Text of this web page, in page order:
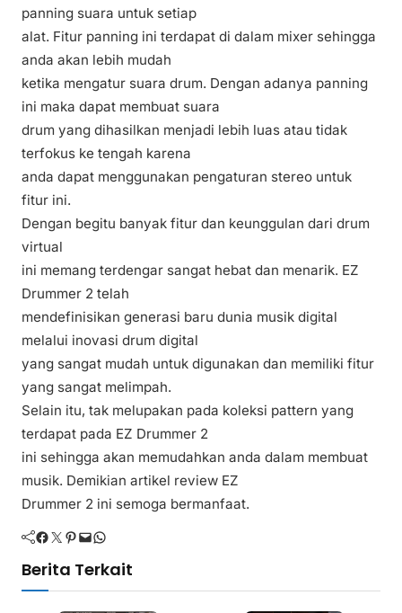
panning suara untuk setiap
alat. Fitur panning ini terdapat di dalam mixer sehingga
anda akan lebih mudah
ketika mengatur suara drum. Dengan adanya panning
ini maka dapat membuat suara
drum yang dihasilkan menjadi lebih luas atau tidak
terfokus ke tengah karena
anda dapat menggunakan pengaturan stereo untuk
fitur ini.
Dengan begitu banyak fitur dan keunggulan dari drum
virtual
ini memang terdengar sangat hebat dan menarik. EZ
Drummer 2 telah
mendefinisikan generasi baru dunia musik digital
melalui inovasi drum digital
yang sangat mudah untuk digunakan dan memiliki fitur
yang sangat melimpah.
Selain itu, tak melupakan pada koleksi pattern yang
terdapat pada EZ Drummer 2
ini sehingga akan memudahkan anda dalam membuat
musik. Demikian artikel review EZ
Drummer 2 ini semoga bermanfaat.
Facebook Twitter Pinterest Mail WhatsApp
Berita Terkait